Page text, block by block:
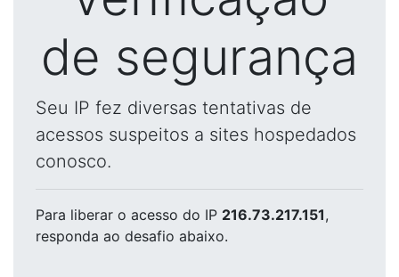
de segurança
Seu IP fez diversas tentativas de
acessos suspeitos a sites hospedados
conosco.
Para liberar o acesso do IP 216.73.217.151,
responda ao desafio abaixo.